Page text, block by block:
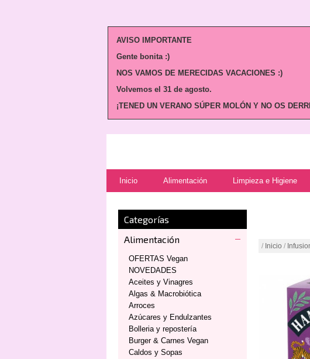
AVISO IMPORTANTE
Gente bonita :)
NOS VAMOS DE MERECIDAS VACACIONES :)
Volvemos el 31 de agosto.
¡TENED UN VERANO SÚPER MOLÓN Y NO OS
Inicio Alimentación Limpieza e Higiene
Categorías
Alimentación
OFERTAS Vegan
NOVEDADES
Aceites y Vinagres
Algas & Macrobiótica
Arroces
Azúcares y Endulzantes
Bolleria y repostería
Burger & Carnes Vegan
Caldos y Sopas
/ Inicio /